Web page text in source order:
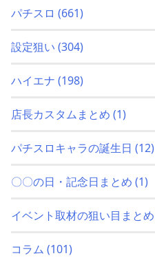
パチスロ (661)
設定狙い (304)
ハイエナ (198)
店長カスタムまとめ (1)
パチスロキャラの誕生日 (12)
〇〇の日・記念日まとめ (1)
イベント取材の狙い目まとめ
コラム (101)